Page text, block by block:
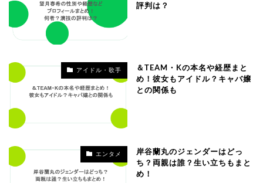
評判は？
アイドル・歌手
＆TEAM・Kの本名や経歴まと
め！彼女もアイドル？キャバ嬢
との関係も
エンタメ
岸谷蘭丸のジェンダーはどっ
ち？両親は誰？生い立ちもまと
め！